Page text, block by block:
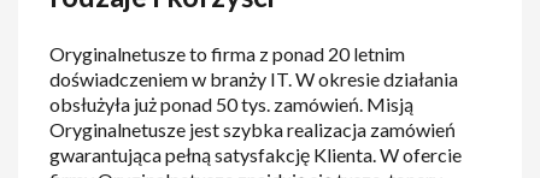
Oryginalnetusze to firma z ponad 20 letnim
doświadczeniem w branży IT. W okresie działania
obsłużyła już ponad 50 tys. zamówień. Misją
Oryginalnetusze jest szybka realizacja zamówień
gwarantująca pełną satysfakcję Klienta. W ofercie